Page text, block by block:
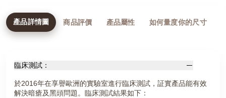
產品詳情圖 商品評價 產品屬性 如何量度你的尺寸
臨床測試：
於2016年在享譽歐洲的實驗室進行臨床測試，証實產品能有效
解決暗瘡及黑頭問題。臨床測試結果如下：